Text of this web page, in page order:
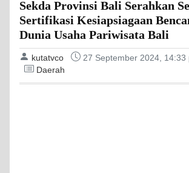
Sekda Provinsi Bali Serahkan
Sertifikasi Kesiapsiagaan
Dunia Usaha Pariwisata Bali
kutatvco
27 September 2024, 14:33
Daerah